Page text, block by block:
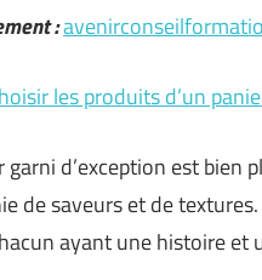
:
les produits d’un
garni d’exception est bien
de saveurs et de
ayant une histoire et